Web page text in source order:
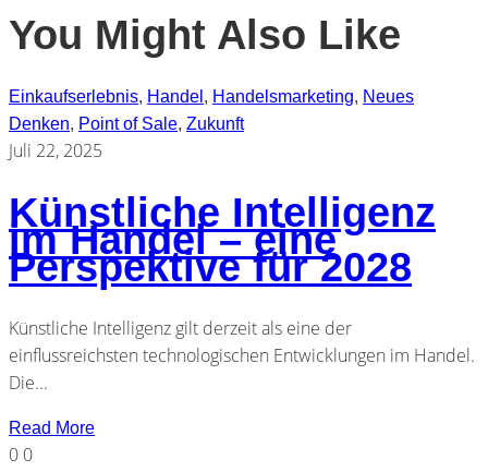
You Might Also Like
Einkaufserlebnis, Handel , Handelsmarketing, Neues
Denken, Point of Sale, Zukunft
Juli 22, 2025
Künstliche Intelligenz
im Handel – eine
Perspektive für 2028
Künstliche Intelligenz gilt derzeit als eine der
einflussreichsten technologischen Entwicklungen im Handel.
Die...
Read More
0 0